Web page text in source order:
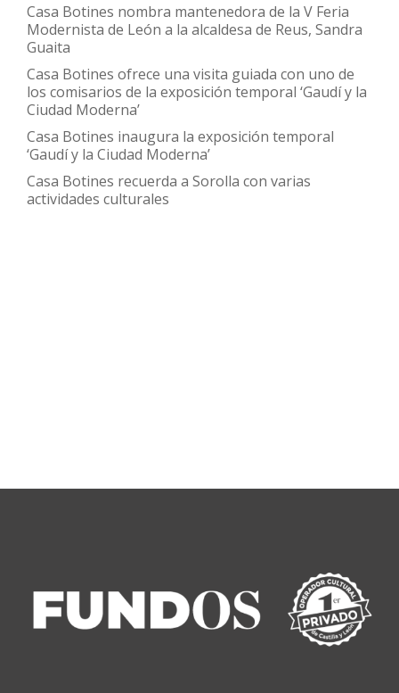
24,
y
26
noviembre
el
Casa Botines nombra mantenedora de la V Feria
Modernista de León a la alcaldesa de Reus, Sandra
Guaita
Casa Botines ofrece una visita guiada con uno de
los comisarios de la exposición temporal ‘Gaudí y la
Ciudad Moderna’
Casa Botines inaugura la exposición temporal
‘Gaudí y la Ciudad Moderna’
Casa Botines recuerda a Sorolla con varias
actividades culturales